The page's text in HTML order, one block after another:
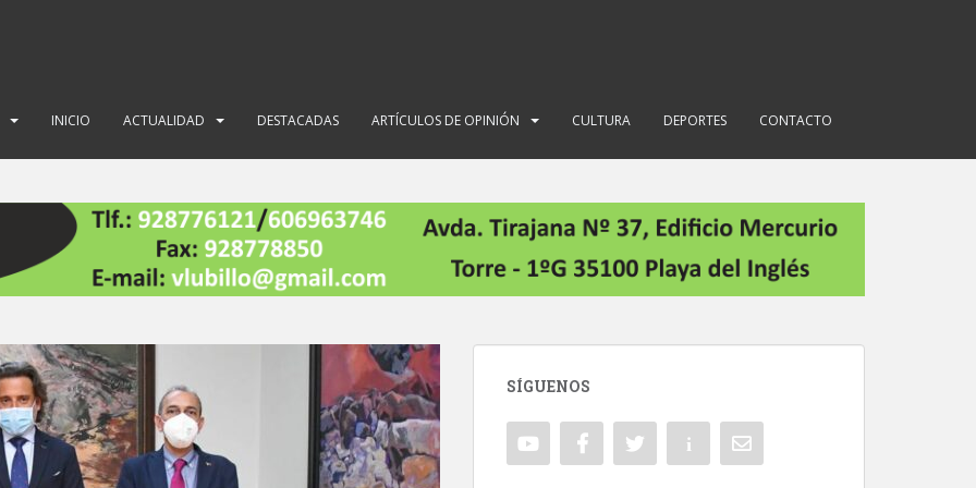
INICIO ACTUALIDAD DESTACADAS ARTÍCULOS DE OPINIÓN CULTURA DEPORTES CONTACTO
SÍGUENOS